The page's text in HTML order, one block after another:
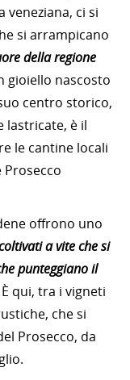
veneziana, ci si
si arrampicano
della regione
gioiello nascosto
centro storico,
lastricate, è il
le cantine locali
offrono uno
a vite che si
punteggiano il
qui, tra i vigneti
che si
Prosecco, da